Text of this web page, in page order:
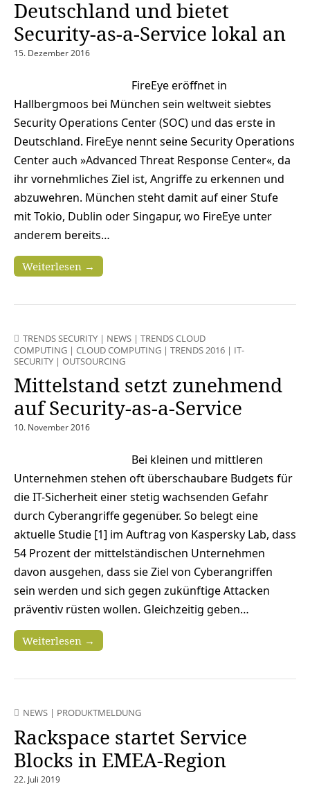
Deutschland und bietet
Security-as-a-Service lokal an
15. Dezember 2016
FireEye eröffnet in
Hallbergmoos bei München sein weltweit siebtes
Security Operations Center (SOC) und das erste in
Deutschland. FireEye nennt seine Security Operations
Center auch »Advanced Threat Response Center«, da
ihr vornehmliches Ziel ist, Angriffe zu erkennen und
abzuwehren. München steht damit auf einer Stufe
mit Tokio, Dublin oder Singapur, wo FireEye unter
anderem bereits…
Weiterlesen →
TRENDS SECURITY | NEWS | TRENDS CLOUD
COMPUTING | CLOUD COMPUTING | TRENDS 2016 | IT-
SECURITY | OUTSOURCING
Mittelstand setzt zunehmend
auf Security-as-a-Service
10. November 2016
Bei kleinen und mittleren
Unternehmen stehen oft überschaubare Budgets für
die IT-Sicherheit einer stetig wachsenden Gefahr
durch Cyberangriffe gegenüber. So belegt eine
aktuelle Studie [1] im Auftrag von Kaspersky Lab, dass
54 Prozent der mittelständischen Unternehmen
davon ausgehen, dass sie Ziel von Cyberangriffen
sein werden und sich gegen zukünftige Attacken
präventiv rüsten wollen. Gleichzeitig geben…
Weiterlesen →
NEWS | PRODUKTMELDUNG
Rackspace startet Service
Blocks in EMEA-Region
22. Juli 2019